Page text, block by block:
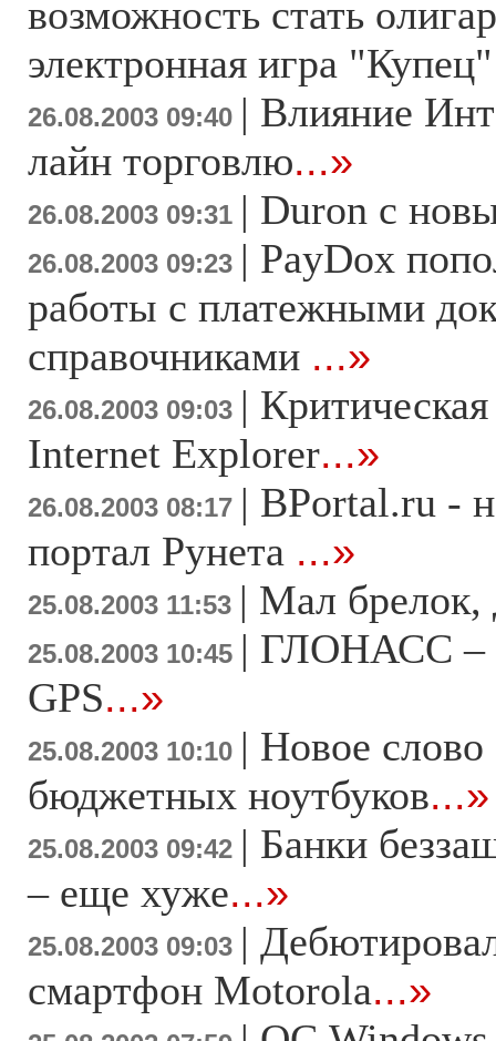
возможность стать
электронная игра
26.08.2003 09:40 | Влияние
лайн торговлю...»
26.08.2003 09:31 | Duron с
26.08.2003 09:23 | PayDox
работы с платежными
справочниками ...»
26.08.2003 09:03 |
Internet Explorer...»
26.08.2003 08:17 | BPortal.ru -
портал Рунета ...»
25.08.2003 11:53 | Мал брелок,
25.08.2003 10:45 | ГЛОНАСС –
GPS...»
25.08.2003 10:10 | Новое
бюджетных ноутбуков...»
25.08.2003 09:42 | Банки
– еще хуже...»
25.08.2003 09:03 |
смартфон Motorola...»